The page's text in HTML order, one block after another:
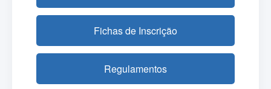
Fichas de Inscrição
Regulamentos